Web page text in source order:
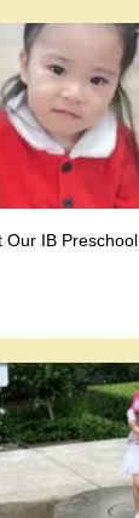
Our IB Preschool